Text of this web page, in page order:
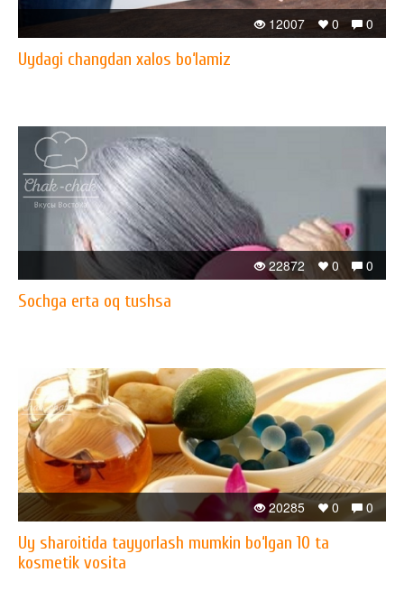
0
0
12007
Uydagi changdan xalos bo‘lamiz
0
0
22872
Sochga erta oq tushsa
0
0
20285
Uy sharoitida tayyorlash mumkin bo‘lgan 10 ta
kosmetik vosita